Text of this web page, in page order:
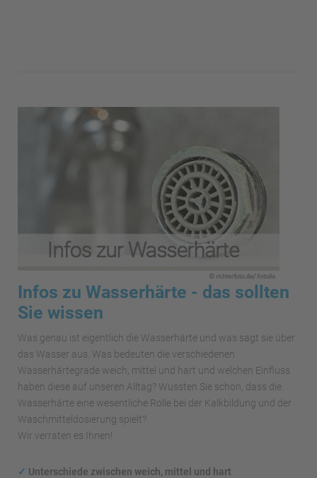
Infos zu Wasserhärte - das sollten
Sie wissen
Was genau ist eigentlich die Wasserhärte und was sagt sie über
das Wasser aus. Was bedeuten die verschiedenen
Wasserhärtegrade weich, mittel und hart und welchen Einfluss
haben diese auf unseren Alltag? Wussten Sie schon, dass die
Wasserhärte eine wesentliche Rolle bei der Kalkbildung und der
Waschmitteldosierung spielt?
Wir verraten es Ihnen!
✓ Unterschiede zwischen weich, mittel und hart